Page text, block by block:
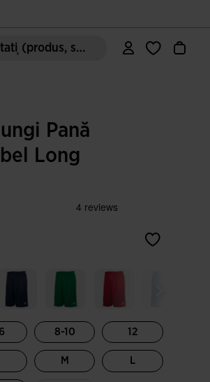
Căutați (produs, stil, zonă, etc.)
Pană
Long
8-10 12
M L